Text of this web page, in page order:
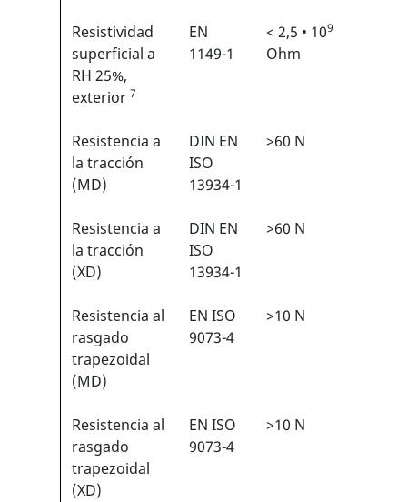
Resistividad
superficial a
RH 25%,
exterior 7
EN
1149-1
< 2,5 • 109
Ohm
Resistencia a
la tracción
(MD)
DIN EN
ISO
13934-1
>60 N
Resistencia a
la tracción
(XD)
DIN EN
ISO
13934-1
>60 N
Resistencia al
rasgado
trapezoidal
(MD)
EN ISO
9073-4
>10 N
Resistencia al
rasgado
trapezoidal
(XD)
EN ISO
9073-4
>10 N